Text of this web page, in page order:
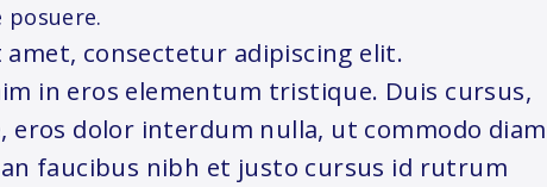
consectetur adipiscing elit.
in eros elementum tristique. Duis cursus,
eros dolor interdum nulla, ut commodo diam
faucibus nibh et justo cursus id rutrum